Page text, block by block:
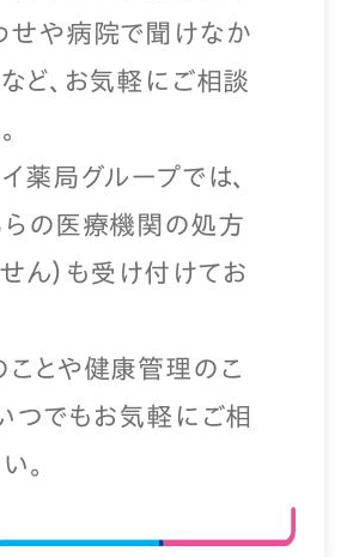
せや病院で聞けなか
ど、お気軽にご相談
薬局グループでは、
らの医療機関の処方
ん）も受け付けてお
とや健康管理のこ
つでもお気軽にご相
。